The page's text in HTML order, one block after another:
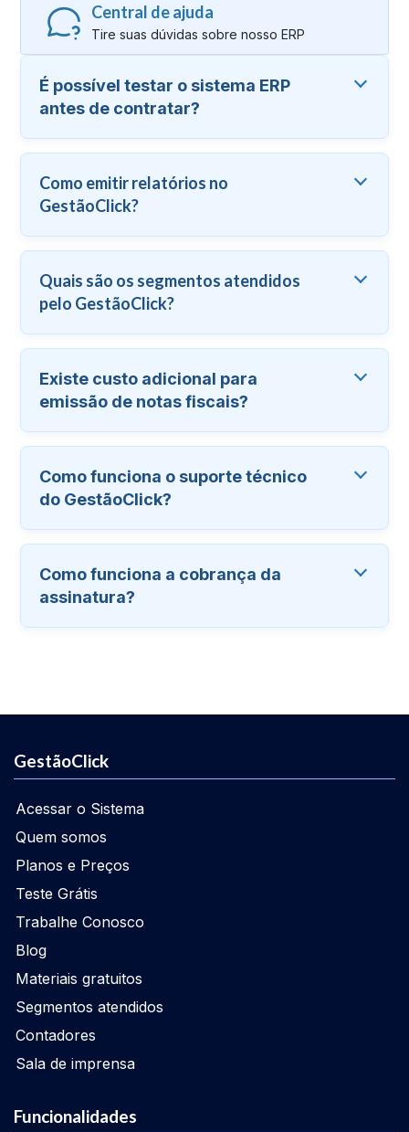
Central de ajuda
Tire suas dúvidas sobre nosso ERP
É possível testar o sistema ERP
antes de contratar?
Como emitir relatórios no
GestãoClick?
Quais são os segmentos atendidos
pelo GestãoClick?
Existe custo adicional para
emissão de notas fiscais?
Como funciona o suporte técnico
do GestãoClick?
Como funciona a cobrança da
assinatura?
GestãoClick
Acessar o Sistema
Quem somos
Planos e Preços
Teste Grátis
Trabalhe Conosco
Blog
Materiais gratuitos
Segmentos atendidos
Contadores
Sala de imprensa
Funcionalidades